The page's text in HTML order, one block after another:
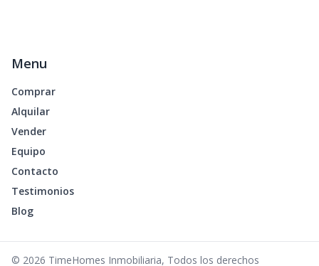
Menu
Comprar
Alquilar
Vender
Equipo
Contacto
Testimonios
Blog
© 2026 TimeHomes Inmobiliaria, Todos los derechos